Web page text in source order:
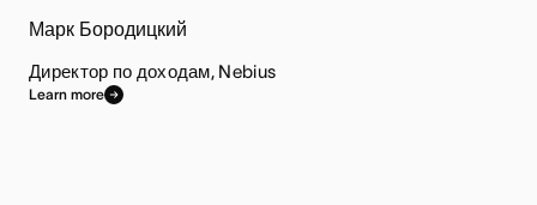
Марк Бородицкий
Директор по доходам, Nebius
Learn more